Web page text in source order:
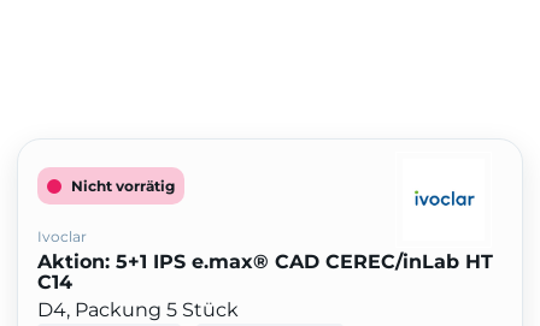
Nicht vorrätig
Ivoclar
Aktion: 5+1 IPS e.max® CAD CEREC/inLab HT
C14
D4, Packung 5 Stück